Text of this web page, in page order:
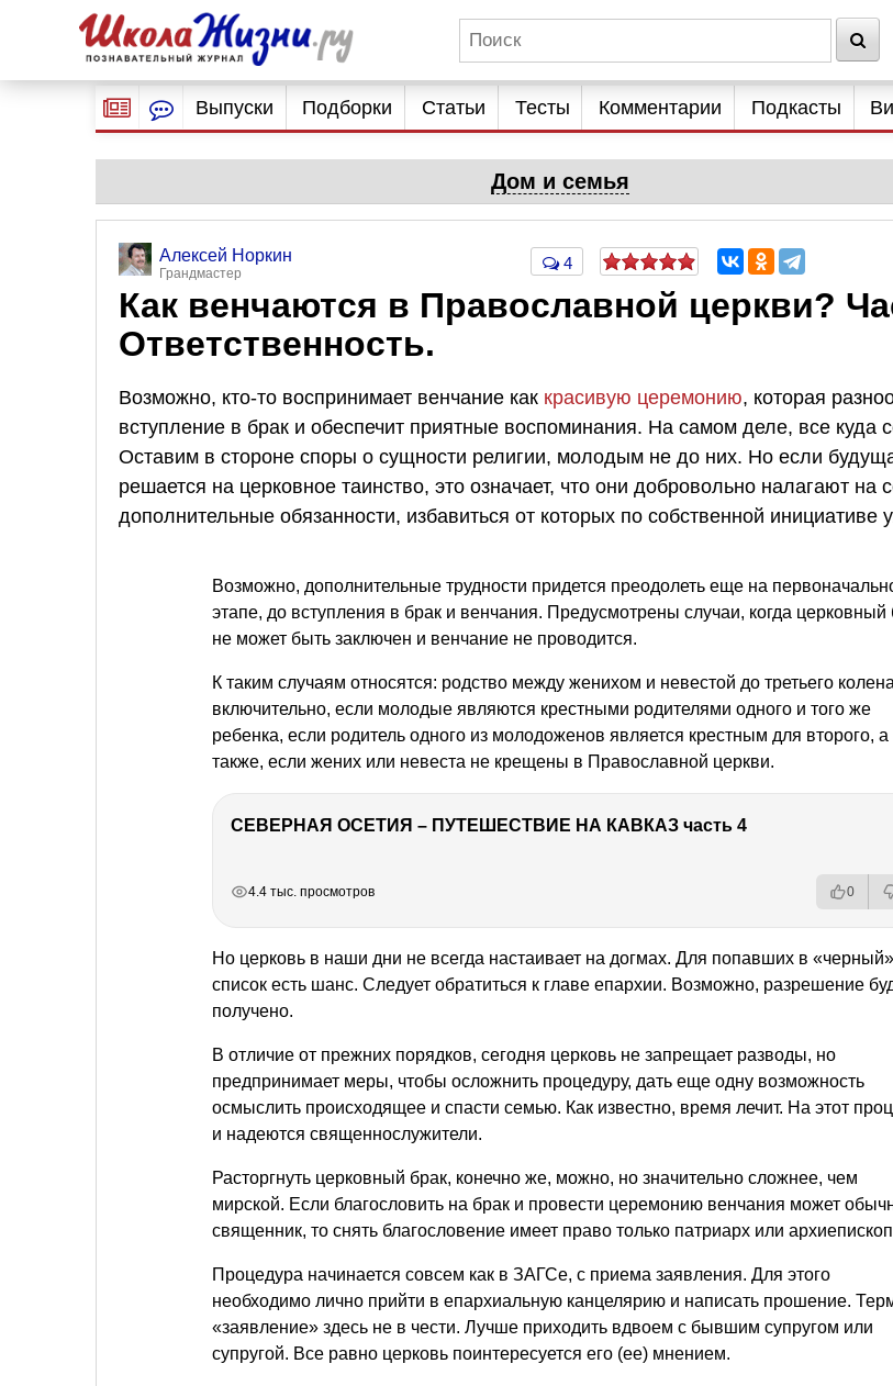
Выпуски Подборки Статьи Тесты Комментарии Подкасты
Дом и семья
Алексей Норкин
Грандмастер
4
Как венчаются в Православной церкви?
Ответственность.
Возможно, кто-то воспринимает венчание как красивую церемонию, которая
вступление в брак и обеспечит приятные воспоминания. На самом деле, все куда
Оставим в стороне споры о сущности религии, молодым не до них. Но если
решается на церковное таинство, это означает, что они добровольно налагают на
дополнительные обязанности, избавиться от которых по собственной инициативе
Возможно, дополнительные трудности придется преодолеть еще на
этапе, до вступления в брак и венчания. Предусмотрены случаи, когда церковный
не может быть заключен и венчание не проводится.
К таким случаям относятся: родство между женихом и невестой до третьего колена
включительно, если молодые являются крестными родителями одного и того же
ребенка, если родитель одного из молодоженов является крестным для второго, а
также, если жених или невеста не крещены в Православной церкви.
СЕВЕРНАЯ ОСЕТИЯ – ПУТЕШЕСТВИЕ НА КАВКАЗ часть 4
4.4 тыс. просмотров 0
Но церковь в наши дни не всегда настаивает на догмах. Для попавших в «черный»
список есть шанс. Следует обратиться к главе епархии. Возможно, разрешение
получено.
В отличие от прежних порядков, сегодня церковь не запрещает разводы, но
предпринимает меры, чтобы осложнить процедуру, дать еще одну возможность
осмыслить происходящее и спасти семью. Как известно, время лечит. На этот
и надеются священнослужители.
Расторгнуть церковный брак, конечно же, можно, но значительно сложнее, чем
мирской. Если благословить на брак и провести церемонию венчания может
священник, то снять благословение имеет право только патриарх или
Процедура начинается совсем как в ЗАГСе, с приема заявления. Для этого
необходимо лично прийти в епархиальную канцелярию и написать прошение.
«заявление» здесь не в чести. Лучше приходить вдвоем с бывшим супругом или
супругой. Все равно церковь поинтересуется его (ее) мнением.